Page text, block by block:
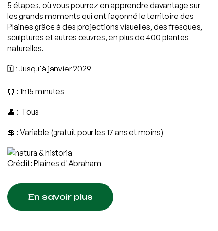
5 étapes, où vous pourrez en apprendre davantage sur
les grands moments qui ont façonné le territoire des
Plaines grâce à des projections visuelles, des fresques,
sculptures et autres œuvres, en plus de 400 plantes
naturelles.
🗓️ : Jusqu'à janvier 2029
⏰ : 1h15 minutes
👤 : Tous
💲 : Variable (gratuit pour les 17 ans et moins)
Crédit: Plaines d'Abraham
En savoir plus